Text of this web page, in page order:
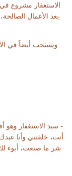
الاستغفار مشروع
بعد الأعمال
ويستحب أيضاً في
- سيد الاستغفار وهو
أنت، خلقتني وأنا
شر ما صنعت، أبوء لك